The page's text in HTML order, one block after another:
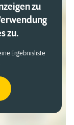
zu
zu.
Ergebnisliste